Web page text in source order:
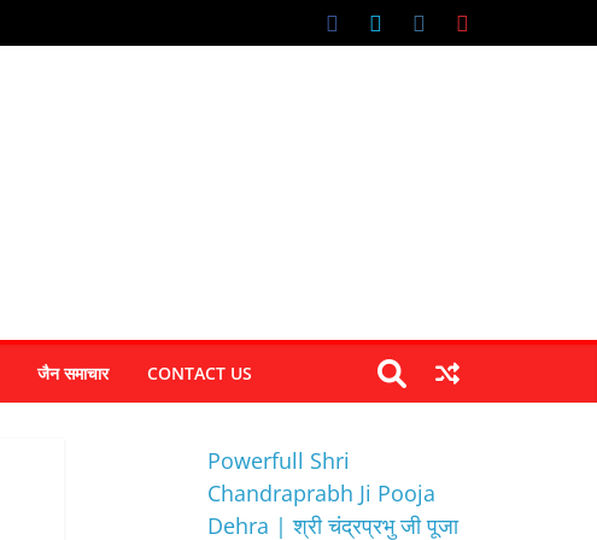
जैन समाचार CONTACT US
Powerfull Shri
Chandraprabh Ji Pooja
Dehra | श्री चंद्रप्रभु जी पूजा